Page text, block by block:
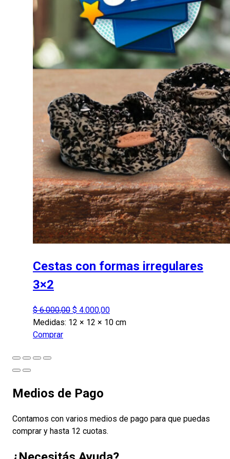
Cestas con formas irregulares
3×2
$6.000,00 El
precio
$ 4.000,00El
precio
Medidas: 12 × 12 × 10 cm
Comprar
Medios de Pago
Contamos con varios medios de pago para que puedas
comprar y hasta 12 cuotas.